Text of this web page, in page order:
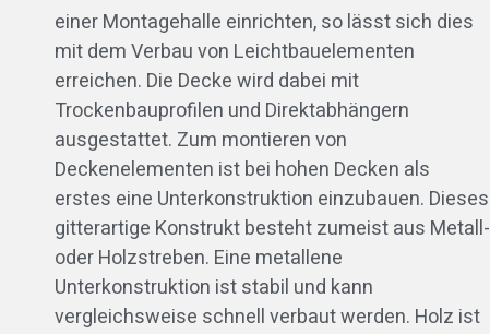
einer Montagehalle einrichten, so lässt sich dies
mit dem Verbau von Leichtbauelementen
erreichen. Die Decke wird dabei mit
Trockenbauprofilen und Direktabhängern
ausgestattet. Zum montieren von
Deckenelementen ist bei hohen Decken als
erstes eine Unterkonstruktion einzubauen. Dieses
gitterartige Konstrukt besteht zumeist aus Metall-
oder Holzstreben. Eine metallene
Unterkonstruktion ist stabil und kann
vergleichsweise schnell verbaut werden. Holz ist